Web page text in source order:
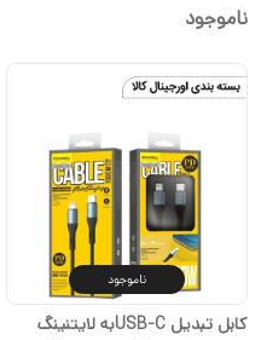
گارانتی تعویض یک ساله)
ناموجود
ناموجود
کابل تبدیل USB-Cبه لایتنینگ